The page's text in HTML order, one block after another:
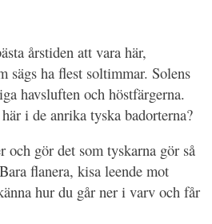
årstiden att vara här,
sägs ha flest soltimmar. Solens
havsluften och höstfärgerna.
i de anrika tyska badorterna?
och gör det som tyskarna gör så
flanera, kisa leende mot
hur du går ner i varv och får